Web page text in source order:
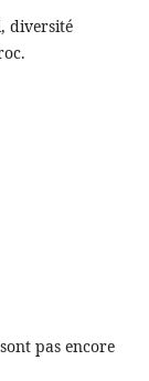
diversité
pas encore